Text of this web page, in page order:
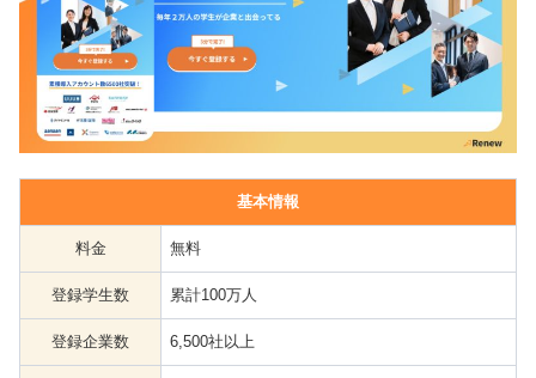
基本情報
料金 無料
登録学生数 累計100万人
登録企業数 6,500社以上